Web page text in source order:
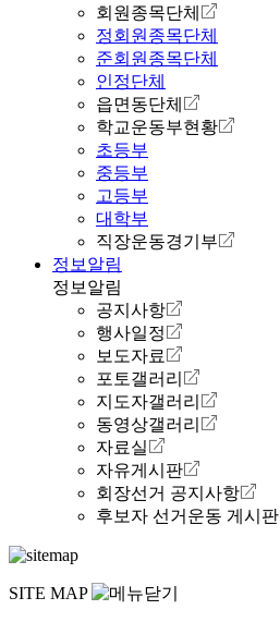
회원종목단체
정회원종목단체
준회원종목단체
인정단체
읍면동단체
학교운동부현황
초등부
중등부
고등부
대학부
직장운동경기부
정보알림
정보알림
공지사항
행사일정
보도자료
포토갤러리
지도자갤러리
동영상갤러리
자료실
자유게시판
회장선거 공지사항
후보자 선거운동 게시판
SITE MAP